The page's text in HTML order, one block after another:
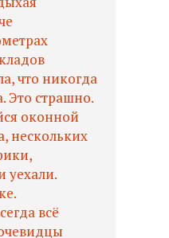
что никогда
Это страшно.
оконной
нескольких
уехали.
всё